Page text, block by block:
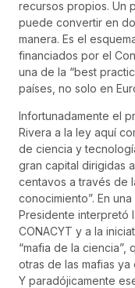
recursos propios. Un
puede convertir en
manera. Es el
financiados por el
una de la “best
países, no solo en
Infortunadamente el
Rivera a la ley aquí
de ciencia y
gran capital dirigidas
centavos a través de
conocimiento”. En
Presidente interpretó
CONACYT y a la
“mafia de la
otras de las mafias
Y paradójicamente